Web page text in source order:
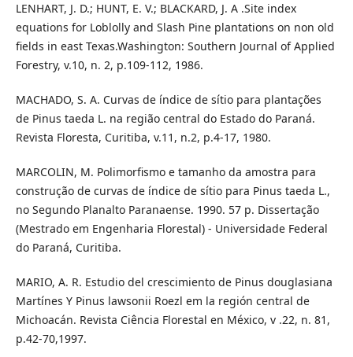
LENHART, J. D.; HUNT, E. V.; BLACKARD, J. A .Site index
equations for Loblolly and Slash Pine plantations on non old
fields in east Texas.Washington: Southern Journal of Applied
Forestry, v.10, n. 2, p.109-112, 1986.
MACHADO, S. A. Curvas de índice de sítio para plantações
de Pinus taeda L. na região central do Estado do Paraná.
Revista Floresta, Curitiba, v.11, n.2, p.4-17, 1980.
MARCOLIN, M. Polimorfismo e tamanho da amostra para
construção de curvas de índice de sítio para Pinus taeda L.,
no Segundo Planalto Paranaense. 1990. 57 p. Dissertação
(Mestrado em Engenharia Florestal) - Universidade Federal
do Paraná, Curitiba.
MARIO, A. R. Estudio del crescimiento de Pinus douglasiana
Martínes Y Pinus lawsonii Roezl em la región central de
Michoacán. Revista Ciência Florestal en México, v .22, n. 81,
p.42-70,1997.